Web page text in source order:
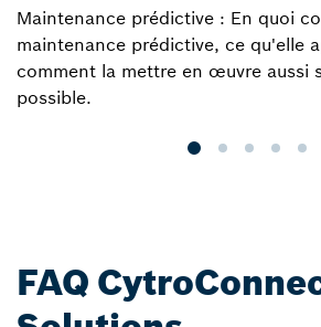
Maintenance prédictive : En quoi
maintenance prédictive, ce qu'elle
comment la mettre en œuvre aussi
possible.
FAQ